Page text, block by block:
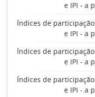
e IPI - a
Índices de
e IPI - a
Índices de
e IPI - a
Índices de
e IPI - a